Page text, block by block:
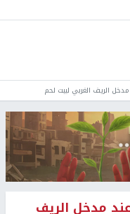
الريف الغربي لبيت لحم
مدخل الريف